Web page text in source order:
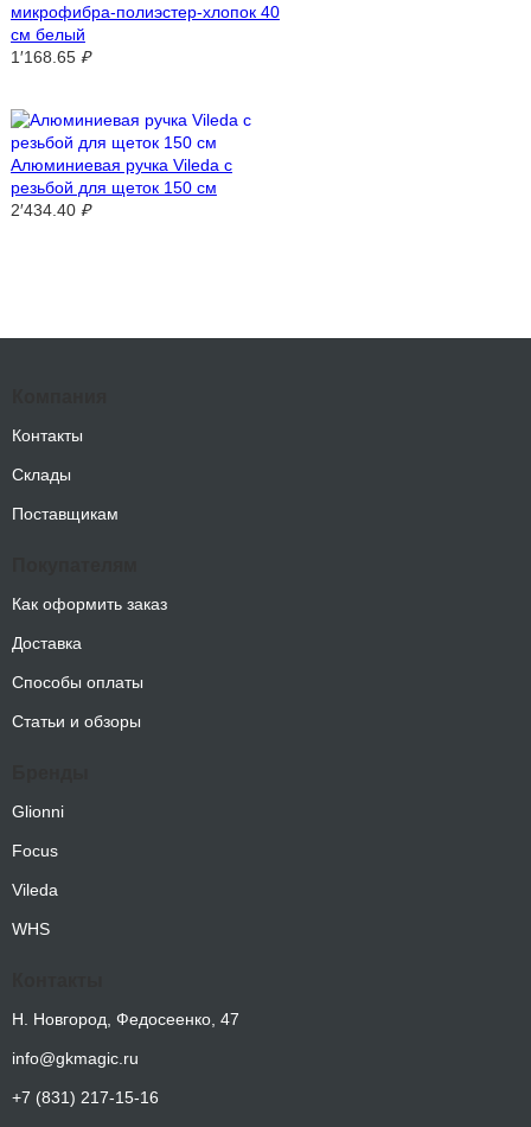
микрофибра-полиэстер-хлопок 40
см белый
1′168.65 ₽
Алюминиевая ручка Vileda с
резьбой для щеток 150 см
2′434.40 ₽
Контакты
Склады
Поставщикам
Как оформить заказ
Доставка
Способы оплаты
Статьи и обзоры
Glionni
Focus
Vileda
WHS
Н. Новгород, Федосеенко, 47
info@gkmagic.ru
+7 (831) 217-15-16